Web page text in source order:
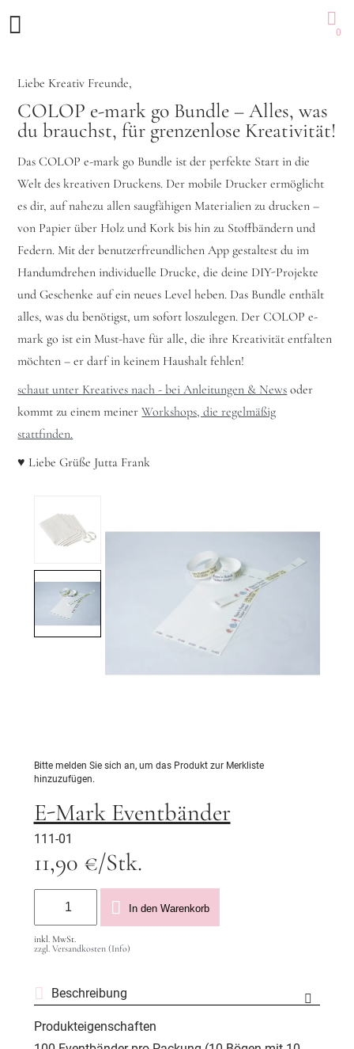
0
Liebe Kreativ Freunde,
COLOP e-mark go Bundle – Alles, was
du brauchst, für grenzenlose Kreativität!
Das COLOP e-mark go Bundle ist der perfekte Start in die
Welt des kreativen Druckens. Der mobile Drucker ermöglicht
es dir, auf nahezu allen saugfähigen Materialien zu drucken –
von Papier über Holz und Kork bis hin zu Stoffbändern und
Federn. Mit der benutzerfreundlichen App gestaltest du im
Handumdrehen individuelle Drucke, die deine DIY-Projekte
und Geschenke auf ein neues Level heben. Das Bundle enthält
alles, was du benötigst, um sofort loszulegen. Der COLOP e-
mark go ist ein Must-have für alle, die ihre Kreativität entfalten
möchten – er darf in keinem Haushalt fehlen!
schaut unter Kreatives nach - bei Anleitungen & News oder
kommt zu einem meinerWorkshops, die regelmäßig
stattfinden.
♥ Liebe Grüße Jutta Frank
Bitte melden Sie sich an, um das Produkt zur Merkliste
hinzuzufügen.
E-Mark Eventbänder
111-01
11,90 €/Stk.
In den Warenkorb
inkl. MwSt.
zzgl. Versandkosten (Info)
Beschreibung
Produkteigenschaften